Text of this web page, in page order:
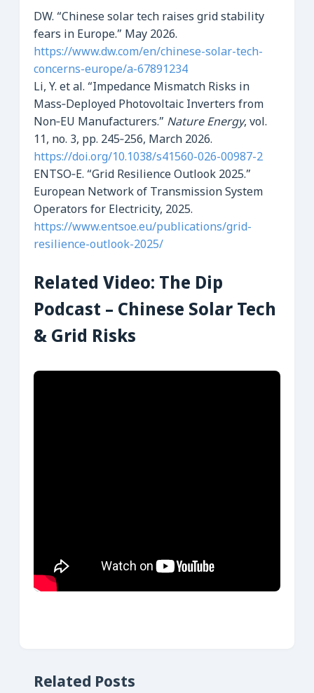
DW. “Chinese solar tech raises grid stability
fears in Europe.” May 2026.
https://www.dw.com/en/chinese-solar-tech-
concerns-europe/a-67891234
Li, Y. et al. “Impedance Mismatch Risks in
Mass‑Deployed Photovoltaic Inverters from
Non‑EU Manufacturers.” Nature Energy, vol.
11, no. 3, pp. 245‑256, March 2026.
https://doi.org/10.1038/s41560-026-00987-2
ENTSO‑E. “Grid Resilience Outlook 2025.”
European Network of Transmission System
Operators for Electricity, 2025.
https://www.entsoe.eu/publications/grid-
resilience-outlook-2025/
Related Video: The Dip
Podcast – Chinese Solar Tech
& Grid Risks
Related Posts